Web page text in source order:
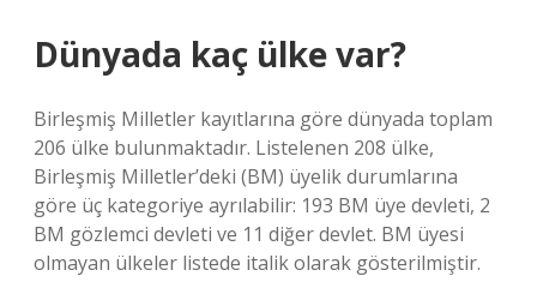
Dünyada kaç ülke var?
Birleşmiş Milletler kayıtlarına göre dünyada toplam
206 ülke bulunmaktadır. Listelenen 208 ülke,
Birleşmiş Milletler’deki (BM) üyelik durumlarına
göre üç kategoriye ayrılabilir: 193 BM üye devleti, 2
BM gözlemci devleti ve 11 diğer devlet. BM üyesi
olmayan ülkeler listede italik olarak gösterilmiştir.